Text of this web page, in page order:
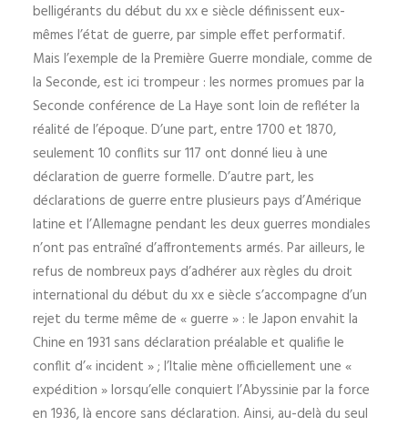
belligérants du début du xx e siècle définissent eux-
mêmes l’état de guerre, par simple effet performatif.
Mais l’exemple de la Première Guerre mondiale, comme de
la Seconde, est ici trompeur : les normes promues par la
Seconde conférence de La Haye sont loin de refléter la
réalité de l’époque. D’une part, entre 1700 et 1870,
seulement 10 conflits sur 117 ont donné lieu à une
déclaration de guerre formelle. D’autre part, les
déclarations de guerre entre plusieurs pays d’Amérique
latine et l’Allemagne pendant les deux guerres mondiales
n’ont pas entraîné d’affrontements armés. Par ailleurs, le
refus de nombreux pays d’adhérer aux règles du droit
international du début du xx e siècle s’accompagne d’un
rejet du terme même de « guerre » : le Japon envahit la
Chine en 1931 sans déclaration préalable et qualifie le
conflit d’« incident » ; l’Italie mène officiellement une «
expédition » lorsqu’elle conquiert l’Abyssinie par la force
en 1936, là encore sans déclaration. Ainsi, au-delà du seul